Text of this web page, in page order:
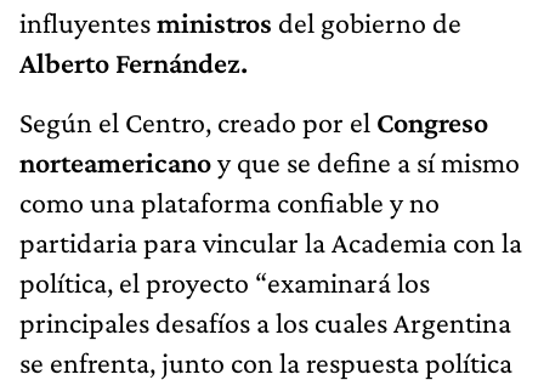
influyentesministros del gobierno de
Alberto Fernández.
Según el Centro, creado por el Congreso
norteamericanoy que se define a sí mismo
como una plataforma confiable y no
partidaria para vincular la Academia con la
política, el proyecto “examinará los
principales desafíos a los cuales Argentina
se enfrenta, junto con la respuesta política